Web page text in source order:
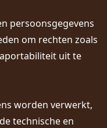
persoonsgegevens
om rechten zoals
uit te
worden verwerkt,
technische en